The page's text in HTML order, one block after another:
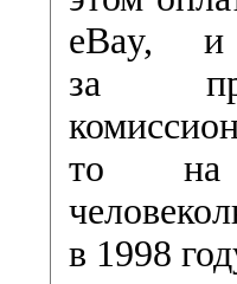
eBay, и
за
то на
в 1998